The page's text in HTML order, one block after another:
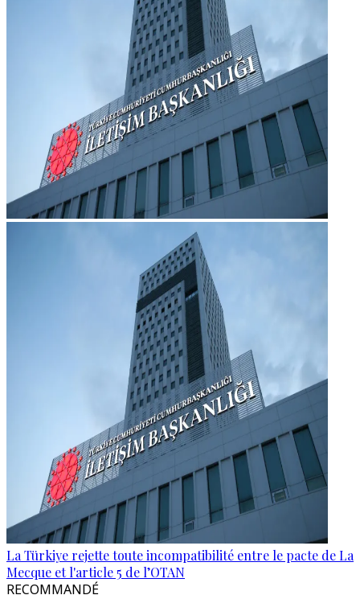
La Türkiye rejette toute incompatibilité entre le pacte de La
Mecque et l'article 5 de l’OTAN
RECOMMANDÉ